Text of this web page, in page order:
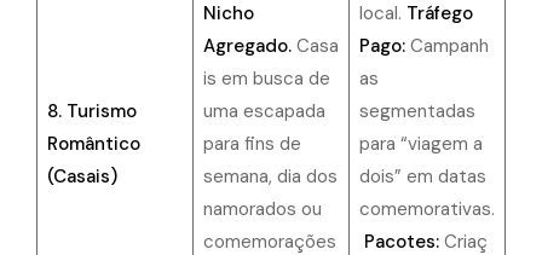
8. Turismo
Romântico
(Casais)
Nicho
Agregado.Casa
is em busca de
uma escapada
para fins de
semana, dia dos
namorados ou
comemorações
local. Tráfego
Pago:Campanh
as
segmentadas
para “viagem a
dois” em datas
comemorativas.
Pacotes:Criaç